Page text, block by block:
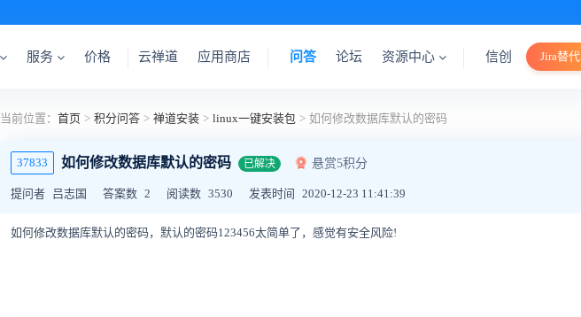
服务 价格 云禅道 应用商店 问答 论坛 资源中心 信创 Jira替代
当前位置： 首页 > 积分问答 > 禅道安装 > linux一键安装包 > 如何修改数据库默认的密码
37833 如何修改数据库默认的密码 已解决 悬赏5积分
提问者 吕志国 答案数 2 阅读数 3530 发表时间 2020-12-23 11:41:39
如何修改数据库默认的密码，默认的密码123456太简单了，感觉有安全风险!